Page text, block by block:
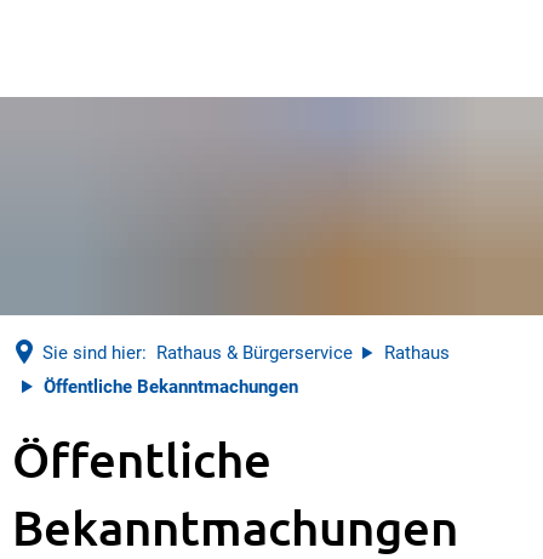
Sie sind hier: Rathaus & Bürgerservice
Rathaus
Öffentliche Bekanntmachungen
Öffentliche
Bekanntmachungen
Öffentliche
Bekanntmachungen